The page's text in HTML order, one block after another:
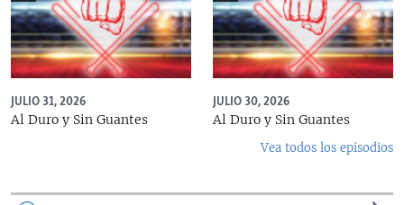
JULIO 31, 2026
Al Duro y Sin Guantes
JULIO 30, 2026
Al Duro y Sin Guantes
Vea todos los episodios